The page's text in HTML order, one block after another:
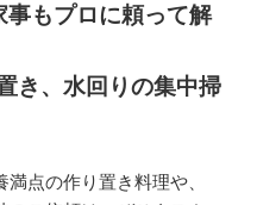
もプロに頼って解
き、水回りの集中掃
点の作り置き料理や、